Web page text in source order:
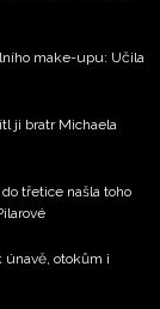
make-upu: Učila
ji bratr Michaela
třetice našla toho
únavě, otokům i